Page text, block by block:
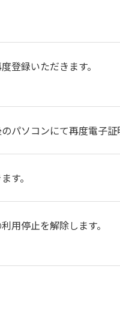
登録いただきます。
パソコンにて再度電子証
す。
用停止を解除します。